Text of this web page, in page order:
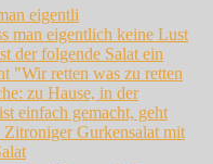
eigentli